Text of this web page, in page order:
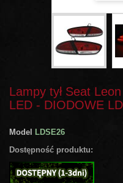
Lampy tył Seat
LED - DIODOWE
Model
LDSE26
Dostępność produktu: